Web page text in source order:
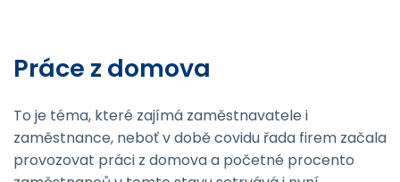
Práce z domova
To je téma, které zajímá zaměstnavatele i
zaměstnance, neboť v době covidu řada firem začala
provozovat práci z domova a početné procento